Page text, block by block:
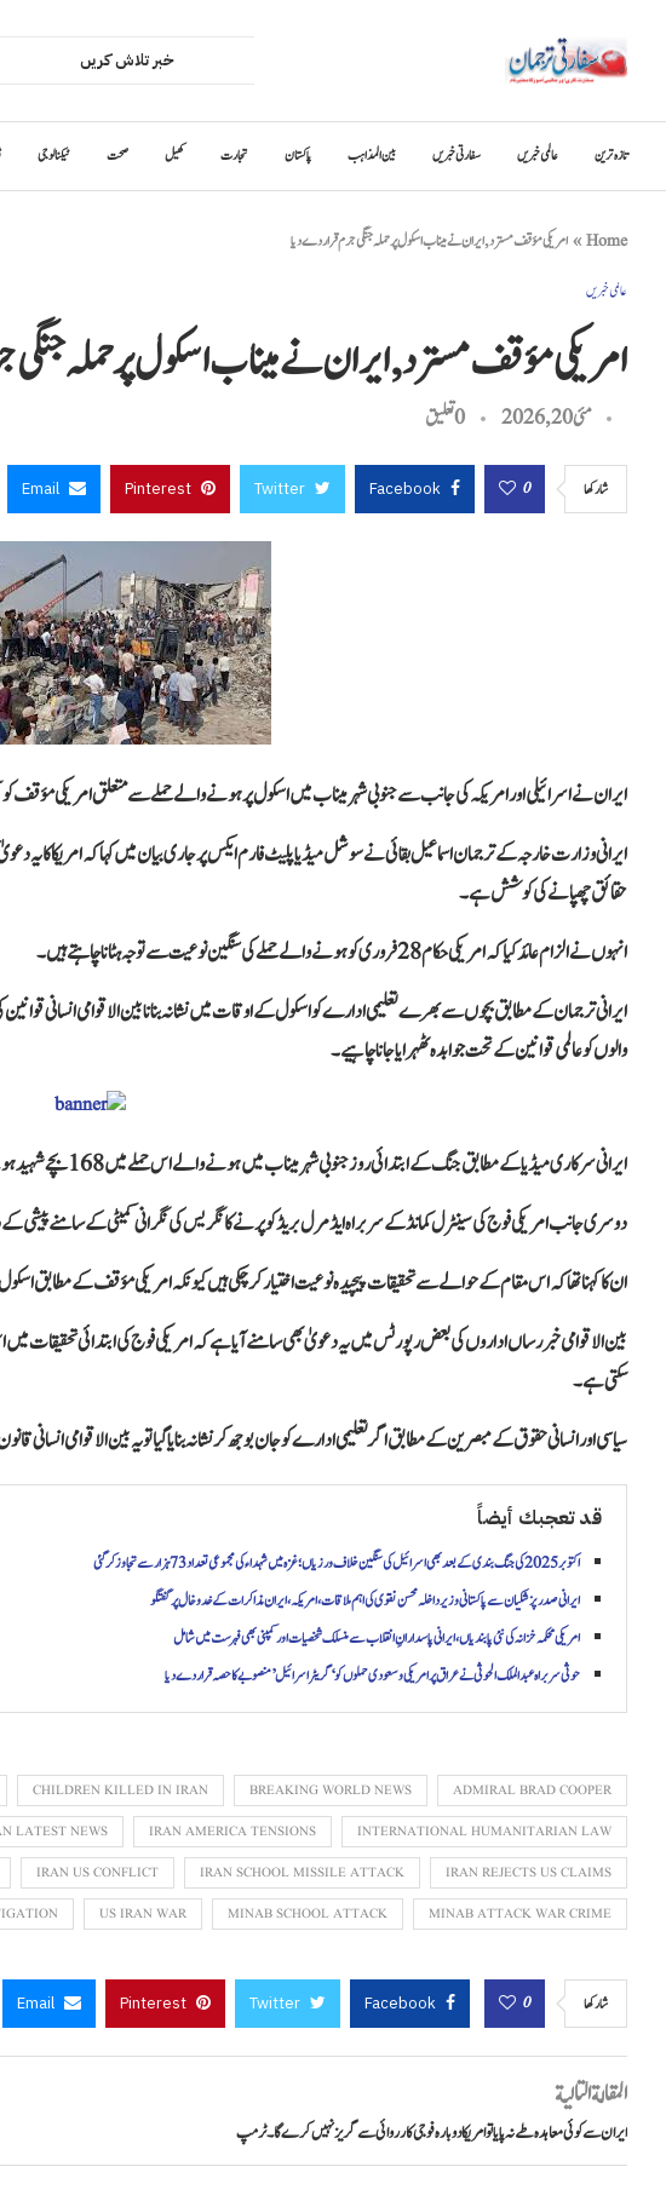
تازہ ترین عالمی خبریں سفارتی خبریں بین المذاہب پاکستان تجارت کھیل صحت ٹیکنالوجی
Home
» امریکی مؤقف مسترد, ایران نے میناب اسکول پر حملہ جنگی جرم قرار دے دیا
عالمی خبریں
امریکی مؤقف مسترد, ایران نے میناب اسکول پر حملہ
مئی 20, 2026 0 تعليق
شاركها 0
Facebook
Twitter
Pinterest
Email
ایران نے اسرائیلی اور امریکہ کی جانب سے جنوبی شہر میناب میں اسکول پر ہونے والے حملے سے متعلق امریکی مؤقف
ایرانی وزارت خارجہ کے ترجمان اسماعیل بقائی نے سوشل میڈیا پلیٹ فارم ایکس پر جاری بیان میں کہا کہ امریکا کا یہ
حقائق چھپانے کی کوشش ہے۔
انہوں نے الزام عائد کیا کہ امریکی حکام 28 فروری کو ہونے والے حملے کی سنگین نوعیت سے توجہ ہٹانا چاہتے ہیں۔
ایرانی ترجمان کے مطابق بچوں سے بھرے تعلیمی ادارے کو اسکول کے اوقات میں نشانہ بنانا بین الاقوامی انسانی
والوں کو عالمی قوانین کے تحت جوابدہ ٹھہرایا جانا چاہیے۔
ایرانی سرکاری میڈیا کے مطابق جنگ کے ابتدائی روز جنوبی شہر میناب میں ہونے والے اس حملے میں 168 بچے شہید ہوئے تھے، جس کے بعد ایران بھر میں شدید غم و غصہ پایا جا رہا ہے۔
دوسری جانب امریکی فوج کی سینٹرل کمانڈ کے سربراہ ایڈمرل بریڈ کوپر نے کانگریس کی نگرانی کمیٹی کے سامنے
ان کا کہنا تھا کہ اس مقام کے حوالے سے تحقیقات پیچیدہ نوعیت اختیار کر چکی ہیں کیونکہ امریکی مؤقف کے مطابق
بین الاقوامی خبر رساں اداروں کی بعض رپورٹس میں یہ دعویٰ بھی سامنے آیا ہے کہ امریکی فوج کی ابتدائی تحقیقات میں اس
سکتی ہے۔
سیاسی اور انسانی حقوق کے مبصرین کے مطابق اگر تعلیمی ادارے کو جان بوجھ کر نشانہ بنایا گیا تو یہ بین الاقوامی
قد تعجبك أيضاً
اکتوبر 2025 کی جنگ بندی کے بعد بھی اسرائیل کی سنگین خلاف ورزیاں؛ غزہ میں شہداء کی مجموعی تعداد 73 ہزار سے تجاوز کر گئی
ایرانی صدر پزشکیان سے پاکستانی وزیر داخلہ محسن نقوی کی اہم ملاقات، امریکہ، ایران مذاکرات کے خدوخال پر گفتگو
امریکی محکمہ خزانہ کی نئی پابندیاں، ایرانی پاسدارانِ انقلاب سے منسلک شخصیات اور کمپنی بھی فہرست میں شامل
حوثی سربراہ عبدالملک الحوثی نے عراق پر امریکی و سعودی حملوں کو ‘گریٹر اسرائیل’ منصوبے کا حصہ قرار دے دیا
ADMIRAL BRAD COOPER
BREAKING WORLD NEWS
CHILDREN KILLED IN IRAN
INTERNATIONAL HUMANITARIAN LAW
IRAN AMERICA TENSIONS
LATEST NEWS
IRAN REJECTS US CLAIMS
IRAN SCHOOL MISSILE ATTACK
IRAN US CONFLICT
MINAB ATTACK WAR CRIME
MINAB SCHOOL ATTACK
US IRAN WAR
شاركها 0
Facebook
Twitter
Pinterest
Email
المقالة التالية
ایران سے کوئی معاہدہ طے نہ پایا تو امریکا دوبارہ فوجی کارروائی سے گریز نہیں کرے گا۔ ٹرمپ